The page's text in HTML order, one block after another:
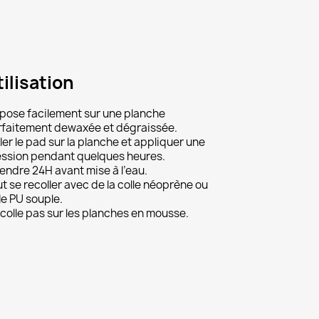
facilement sur une planche
dewaxée et dégraissée.
le pad sur la planche et appliquer une
pendant quelques heures.
24H avant mise à l’eau.
se recoller avec de la colle néoprène ou
PU souple.
pas sur les planches en mousse.
×